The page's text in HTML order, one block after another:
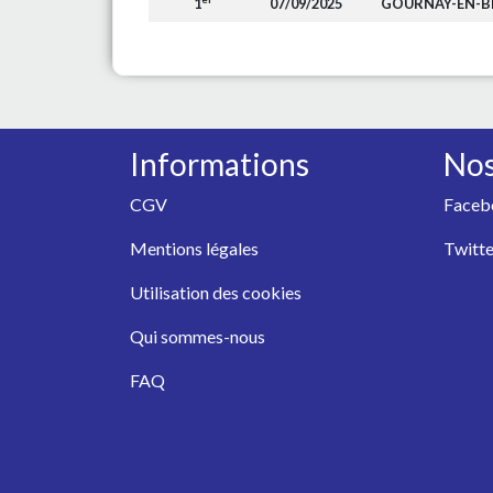
Informations
CGV
Mentions légales
Utilisation des cookies
Qui sommes-nous
FAQ